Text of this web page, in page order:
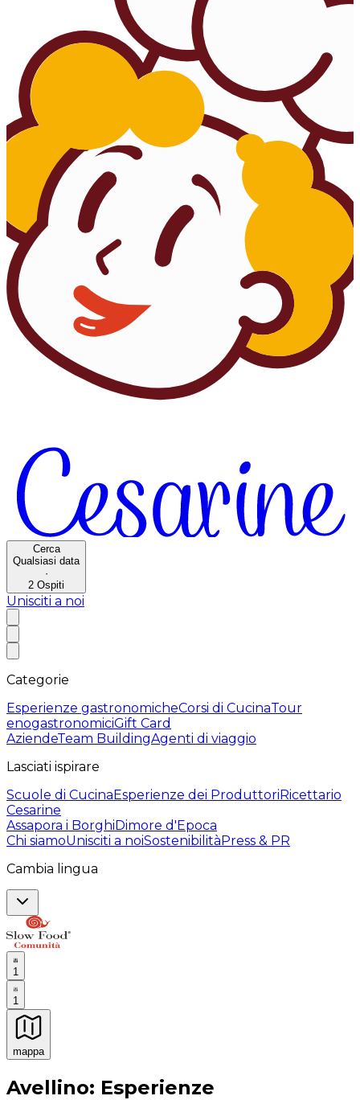
Cerca
Qualsiasi data
·
2 Ospiti
Unisciti a noi
Categorie
Esperienze gastronomicheCorsi di CucinaTour
enogastronomiciGift Card
AziendeTeam BuildingAgenti di viaggio
Lasciati ispirare
Scuole di CucinaEsperienze dei ProduttoriRicettario
Cesarine
Assapora i BorghiDimore d'Epoca
Chi siamoUnisciti a noiSostenibilitàPress & PR
Cambia lingua
1
1
mappa
Esperienze culinarie indimenticabili: Esperienze
Avellino: Esperienze